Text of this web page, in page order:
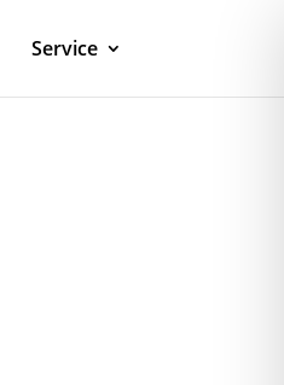
Service